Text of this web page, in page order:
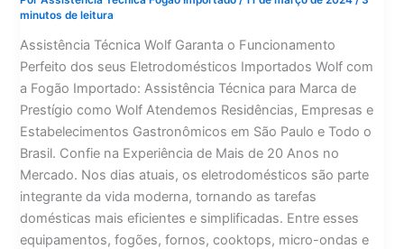
minutos de leitura
Assistência Técnica Wolf Garanta o Funcionamento
Perfeito dos seus Eletrodomésticos Importados Wolf com
a Fogão Importado: Assistência Técnica para Marca de
Prestígio como Wolf Atendemos Residências, Empresas e
Estabelecimentos Gastronômicos em São Paulo e Todo o
Brasil. Confie na Experiência de Mais de 20 Anos no
Mercado. Nos dias atuais, os eletrodomésticos são parte
integrante da vida moderna, tornando as tarefas
domésticas mais eficientes e simplificadas. Entre esses
equipamentos, fogões, fornos, cooktops, micro-ondas e